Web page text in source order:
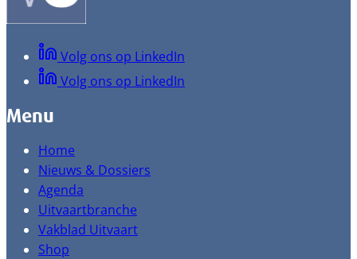
Volg ons op LinkedIn
Volg ons op LinkedIn
Menu
Home
Nieuws & Dossiers
Agenda
Uitvaartbranche
Vakblad Uitvaart
Shop